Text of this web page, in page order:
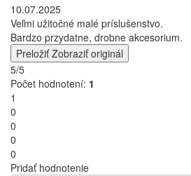
10.07.2025
Veľmi užitočné malé príslušenstvo.
Bardzo przydatne, drobne akcesorium.
Preložiť Zobraziť originál
5/5
Počet hodnotení: 1
1
0
0
0
0
Pridať hodnotenie